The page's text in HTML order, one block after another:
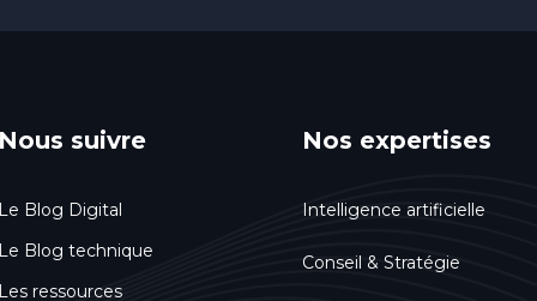
Nous suivre
Le Blog Digital
Le Blog technique
Les ressources
Nos expertises
Intelligence artificielle
Conseil & Stratégie